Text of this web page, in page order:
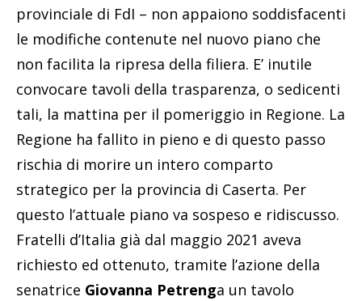
provinciale di FdI – non appaiono soddisfacenti
le modifiche contenute nel nuovo piano che
non facilita la ripresa della filiera. E’ inutile
convocare tavoli della trasparenza, o sedicenti
tali, la mattina per il pomeriggio in Regione. La
Regione ha fallito in pieno e di questo passo
rischia di morire un intero comparto
strategico per la provincia di Caserta. Per
questo l’attuale piano va sospeso e ridiscusso.
Fratelli d’Italia già dal maggio 2021 aveva
richiesto ed ottenuto, tramite l’azione della
senatrice Giovanna Petrenga un tavolo